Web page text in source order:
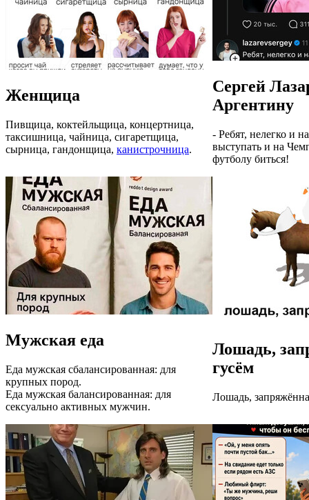
Женщица
Пивщица, коктейльщица, концертница,
таксишница, чайница, сигаретщица,
сырница, гандонщица, канистрочница.
Сергей
Аргентину
- Ребят, нелегко и
выступать и на
футболу биться!
Мужская еда
Еда мужская сбалансированная: для
крупных пород.
Еда мужская балансированная: для
сексуально активных мужчин.
Лошадь,
гусём
Лошадь,